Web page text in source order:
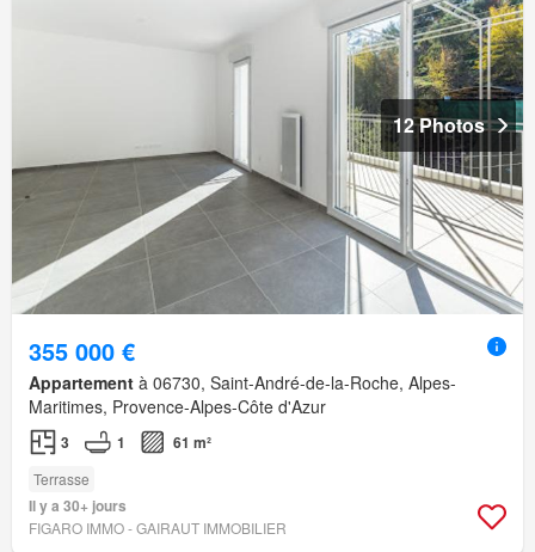
12 Photos
355 000 €
Appartement à 06730, Saint-André-de-la-Roche, Alpes-
Maritimes, Provence-Alpes-Côte d'Azur
3 1 61 m²
Terrasse
Il y a 30+ jours
FIGARO IMMO - GAIRAUT IMMOBILIER